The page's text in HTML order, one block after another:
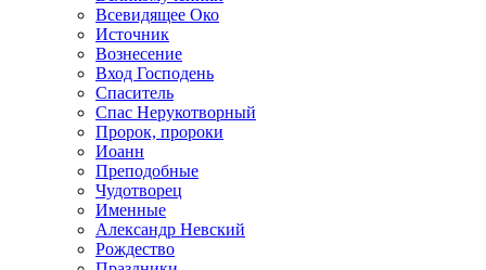
Всевидящее Око
Источник
Вознесение
Вход Господень
Спаситель
Спас Нерукотворный
Пророк, пророки
Иоанн
Преподобные
Чудотворец
Именные
Александр Невский
Рождество